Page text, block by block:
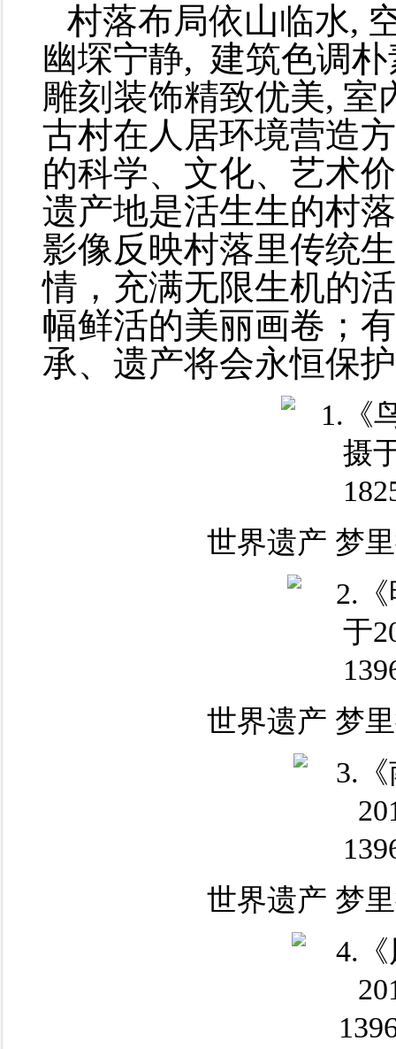
村落布局依山临水,
幽堔宁静, 建筑色调
雕刻装饰精致优美, 室
古村在人居环境营造
的科学、文化、艺术
遗产地是活生生的村
影像反映村落里传统
情，充满无限生机的
幅鲜活的美丽画卷；
承、遗产将会永恒保
世界遗产 梦
世界遗产 梦
世界遗产 梦